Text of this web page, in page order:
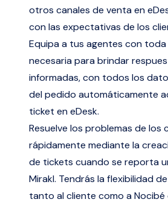
otros canales de venta en
con las expectativas de los
Equipa a tus agentes con
necesaria para brindar
informadas, con todos los
del pedido automáticamente
ticket en eDesk.
Resuelve los problemas de los
rápidamente mediante la
de tickets cuando se reporta
Mirakl. Tendrás la flexibilidad
tanto al cliente como a Nocibé